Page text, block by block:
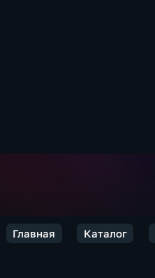
Главная Каталог